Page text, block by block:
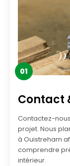
01
Contact
Contactez-
projet. Nous
à Ouistreham
comprendre
intérieur.